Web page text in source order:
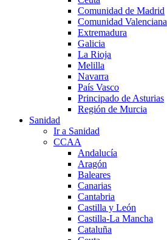
Comunidad de Madrid
Comunidad Valenciana
Extremadura
Galicia
La Rioja
Melilla
Navarra
País Vasco
Principado de Asturias
Región de Murcia
Sanidad
Ir a Sanidad
CCAA
Andalucía
Aragón
Baleares
Canarias
Cantabria
Castilla y León
Castilla-La Mancha
Cataluña